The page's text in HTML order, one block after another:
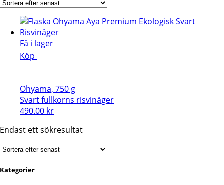
Få i lager
Köp
Ohyama, 750 g
Svart fullkorns risvinäger
490.00 kr
Endast ett sökresultat
Kategorier